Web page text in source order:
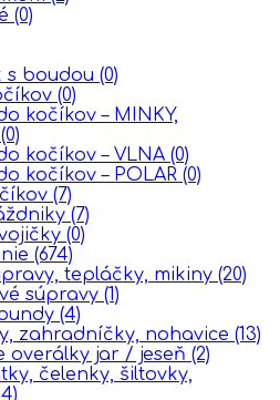
(0)
s boudou (0)
(0)
kočíkov – MINKY,
(0)
kočíkov – VLNA (0)
kočíkov – POLAR (0)
(7)
(7)
(0)
(674)
tepláčky, mikiny (20)
súpravy (1)
(4)
zahradníčky, nohavice (13)
overálky jar / jeseň (2)
čelenky, šiltovky,